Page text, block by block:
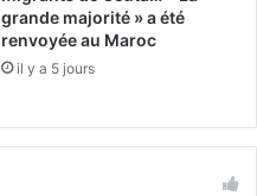
grande majorité » a été
renvoyée au Maroc
il y a 5 jours